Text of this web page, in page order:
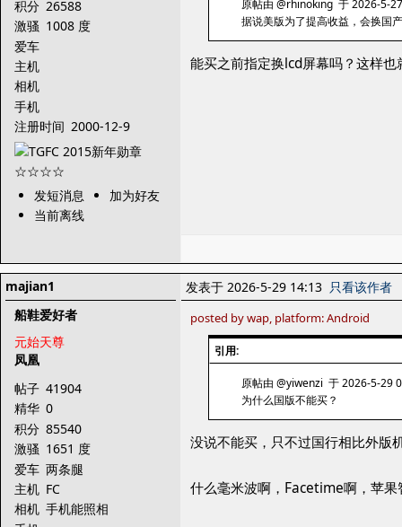
积分 26588
激骚 1008 度
爱车
主机
相机
手机
注册时间 2000-12-9
发短消息
加为好友
当前离线
原帖由 @rhinoking 于 2026-5-
据说美版为了提高收益，会换国
能买之前指定换lcd屏幕吗？这样
majian1
船鞋爱好者
元始天尊
凤凰
帖子 41904
精华 0
积分 85540
激骚 1651 度
爱车 两条腿
主机 FC
相机 手机能照相
发表于 2026-5-29 14:13 只看该作者
posted by wap, platform: Android
引用:
原帖由 @yiwenzi 于 2026-5-29
为什么国版不能买？
没说不能买，只不过国行相比外版
什么毫米波啊，Facetime啊，苹